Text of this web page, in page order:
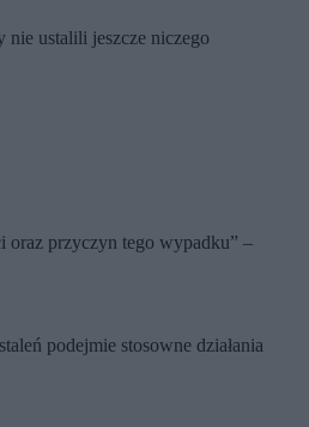
ustalili jeszcze niczego
oraz przyczyn tego wypadku” –
podejmie stosowne działania